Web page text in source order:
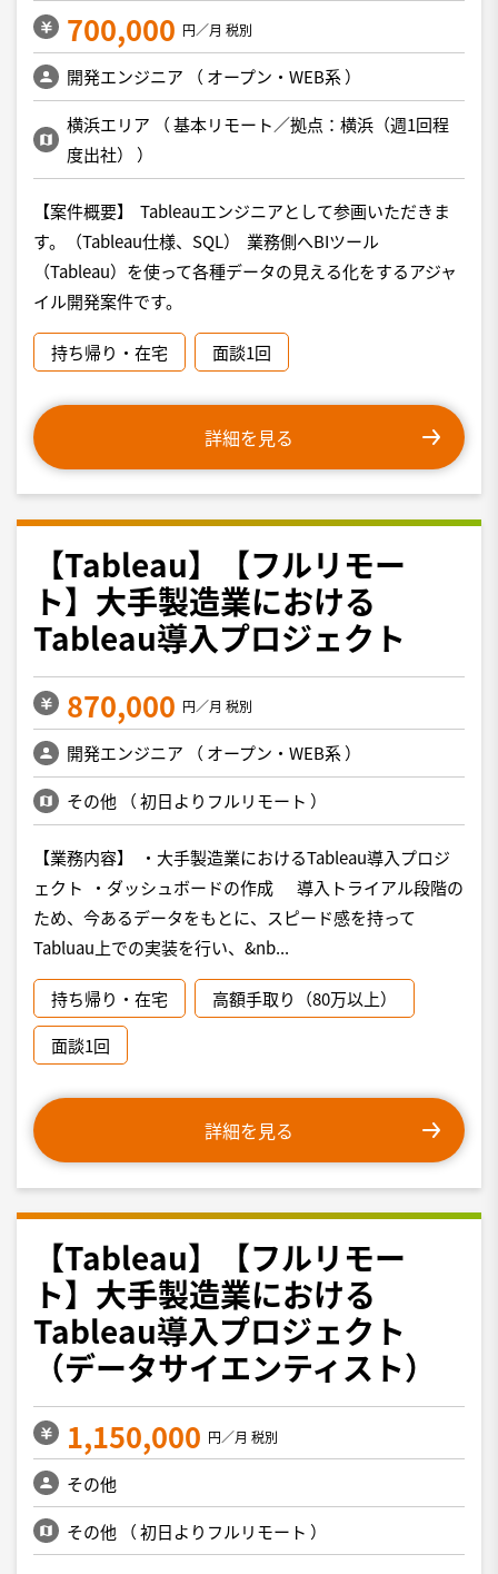
700,000 円／月 税別
開発エンジニア （ オープン・WEB系）
横浜エリア （基本リモート／拠点：横浜（週1回程
度出社）
）
【案件概要】 Tableauエンジニアとして参画いただきま
す。（Tableau仕様、SQL） 業務側へBIツール
（Tableau）を使って各種データの見える化をするアジャ
イル開発案件です。
持ち帰り・在宅 面談1回
詳細を見る
【Tableau】【フルリモー
ト】大手製造業における
Tableau導入プロジェクト
870,000 円／月 税別
開発エンジニア （ オープン・WEB系）
その他 （初日よりフルリモート ）
【業務内容】 ・大手製造業におけるTableau導入プロジ
ェクト ・ダッシュボードの作成 導入トライアル段階の
ため、今あるデータをもとに、スピード感を持って
Tabluau上での実装を行い、&nb...
持ち帰り・在宅 高額手取り（80万以上）
面談1回
詳細を見る
【Tableau】【フルリモー
ト】大手製造業における
Tableau導入プロジェクト
（データサイエンティスト）
1,150,000 円／月 税別
その他
その他 （初日よりフルリモート ）